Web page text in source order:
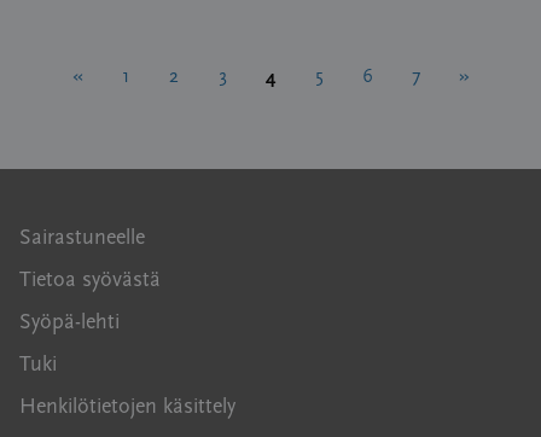
Artikkelien
« 1 2 3 4 5 6 7 »
Sairastuneelle
Tietoa syövästä
Syöpä-lehti
Tuki
Henkilötietojen käsittely